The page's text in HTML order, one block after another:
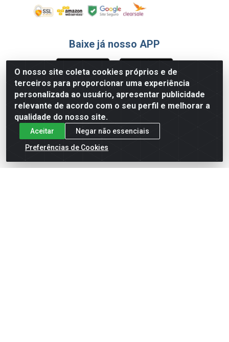
O nosso site coleta cookies próprios e de
terceiros para proporcionar uma experiência
personalizada ao usuário, apresentar publicidade
relevante de acordo com o seu perfil e melhorar a
qualidade do nosso site.
Aceitar
Negar não essenciais
Preferências de Cookies
Baixe já nosso APP
Formas de Pagamento